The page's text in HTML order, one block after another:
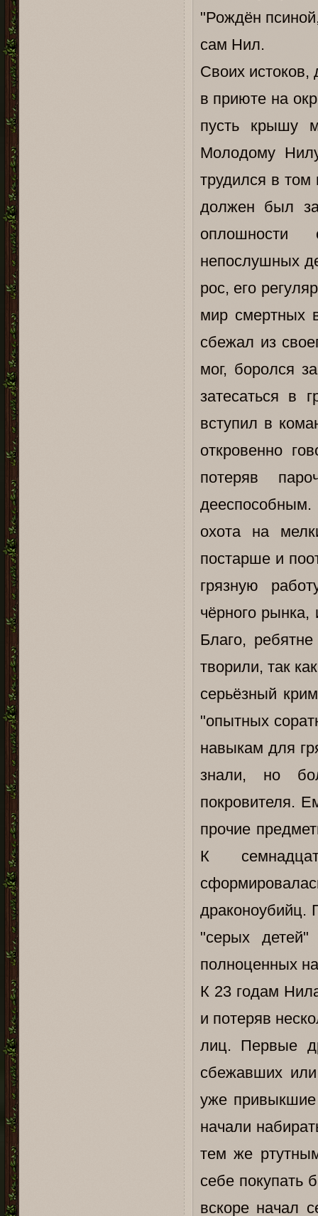
"Рождён
сам Нил.
Своих
в приюте на
пусть крышу
Молодому
трудился в том
должен был
оплошности
непослушных
рос, его
мир смертных
сбежал из
мог, боролся
затесаться в
вступил в
откровенно
потеряв
охота на
постарше и
грязную
чёрного
Благо,
творили, так
серьёзный
"опытных
навыкам для
знали, но
покровителя.
прочие
К
драконоубийц.
"серых
полноценных
К 23 годам
и потеряв
лиц. Первые
сбежавших
уже привыкшие
начали
тем же
себе покупать
вскоре начал